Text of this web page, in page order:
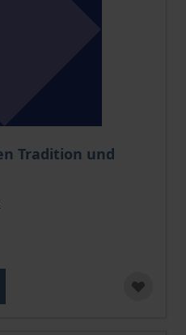
Tradition und
sich nach der